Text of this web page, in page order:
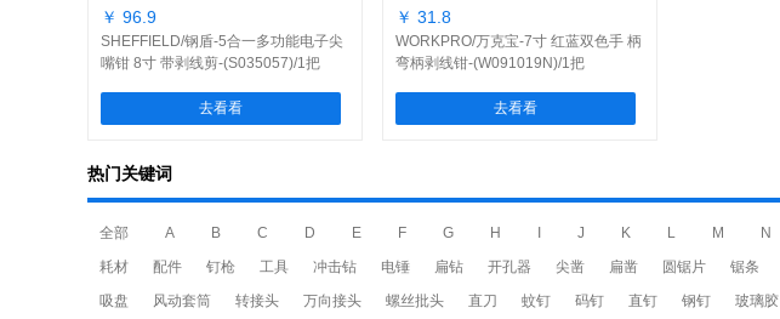
￥ 96.9
SHEFFIELD/钢盾-5合一多功能电子尖
嘴钳 8寸 带剥线剪-(S035057)/1把
去看看
￥ 31.8
WORKPRO/万克宝-7寸 红蓝双色手 柄
弯柄剥线钳-(W091019N)/1把
去看看
热门关键词
全部 A B C D E F G H J K L M N
耗材
配件 钉枪 工具 冲击钻 电锤 扁钻 开孔器 尖凿 扁凿 圆锯片 锯条
吸盘
风动套筒 转接头 万向接头 螺丝批头 直刀 蚊钉 码钉 直钉 钢钉 玻璃胶